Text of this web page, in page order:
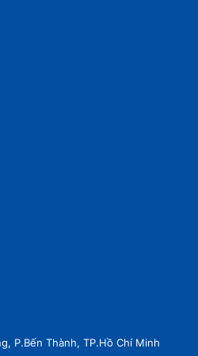
P.Bến Thành, TP.Hồ Chí Minh